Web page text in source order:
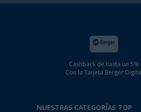
Cashback de hasta un 5%
Con la Tarjeta Berger Digital
NUESTRAS CATEGORÍAS TOP